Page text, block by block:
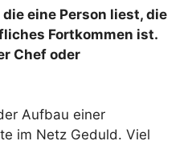
eine Person liest, die
Fortkommen ist.
Chef oder
Aufbau einer
im Netz Geduld. Viel